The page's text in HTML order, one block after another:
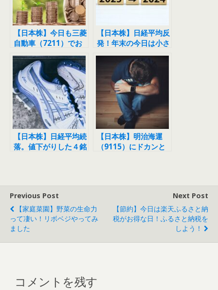
【日本株】今日も三菱
自動車（7211）でお
小遣いをゲットしまし
【日本株】日経平均反
発！年末の今日は小さ
く刻みすぎました
【日本株】日経平均続
落。値下がりした４銘
【日本株】明治海運
（9115）にドカンと
Previous Post
【家庭菜園】野菜の生命力
って凄い！リボベジやってみ
ました
Next Post
【節約】今日は楽天ふるさと納
税がお得な日！ふるさと納税を
しよう！
コメントを残す